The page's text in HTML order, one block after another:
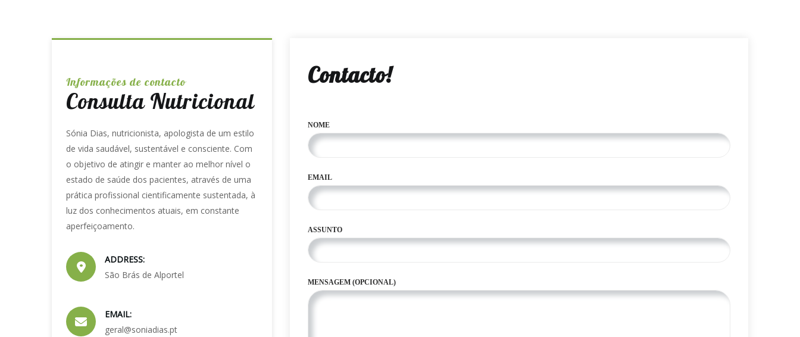
Informações de contacto
Consulta Nutricional
Sónia Dias, nutricionista, apologista de um estilo
de vida saudável, sustentável e consciente. Com
o objetivo de atingir e manter ao melhor nível o
estado de saúde dos pacientes, através de uma
prática profissional cientificamente sustentada, à
luz dos conhecimentos atuais, em constante
aperfeiçoamento.
ADDRESS:
São Brás de Alportel
EMAIL:
geral@soniadias.pt
Contacto!
NOME
EMAIL
ASSUNTO
MENSAGEM (OPCIONAL)